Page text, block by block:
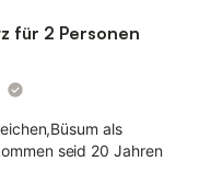
für 2 Personen
als
seid 20 Jahren